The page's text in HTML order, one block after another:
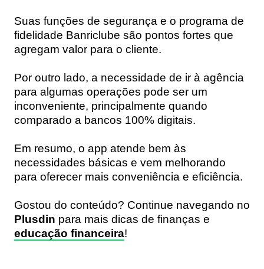
Suas funções de segurança e o programa de
fidelidade Banriclube são pontos fortes que
agregam valor para o cliente.
Por outro lado, a necessidade de ir à agência
para algumas operações pode ser um
inconveniente, principalmente quando
comparado a bancos 100% digitais.
Em resumo, o app atende bem às
necessidades básicas e vem melhorando
para oferecer mais conveniência e eficiência.
Gostou do conteúdo? Continue navegando no
Plusdin para mais dicas de finanças e
educação financeira!